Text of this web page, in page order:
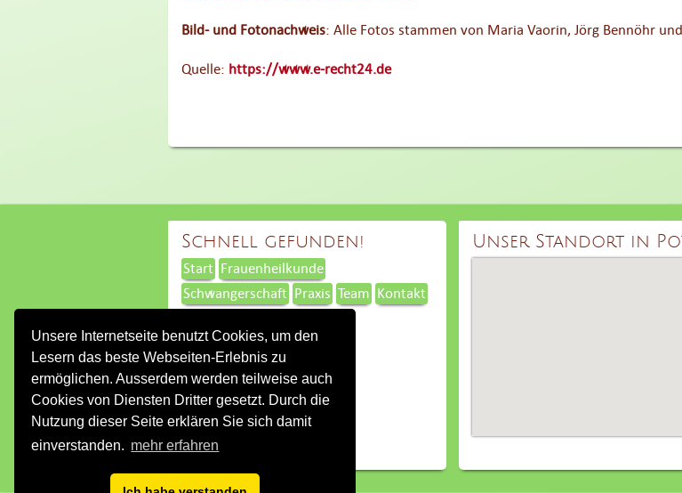
Unsere Internetseite benutzt Cookies, um den
Lesern das beste Webseiten-Erlebnis zu
ermöglichen. Ausserdem werden teilweise auch
Cookies von Diensten Dritter gesetzt. Durch die
Nutzung dieser Seite erklären Sie sich damit
einverstanden. mehr erfahren
Bild- und Fotonachweis: Alle Fotos stammen von Maria Vaorin, Jörg Bennöhr
Quelle: https://www.e-recht24.de
Schnell gefunden!
Start Frauenheilkunde
Schwangerschaft Praxis Team Kontakt
Unser Standort in